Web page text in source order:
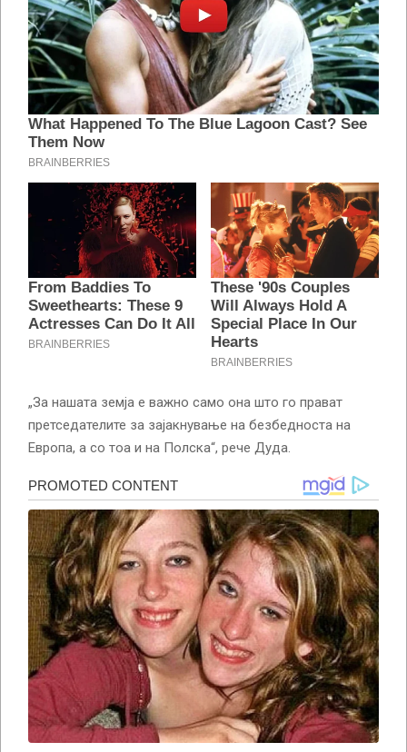
„За нашата земја е важно само она што го прават
претседателите за зајакнување на безбедноста на
Европа, а со тоа и на Полска“, рече Дуда.